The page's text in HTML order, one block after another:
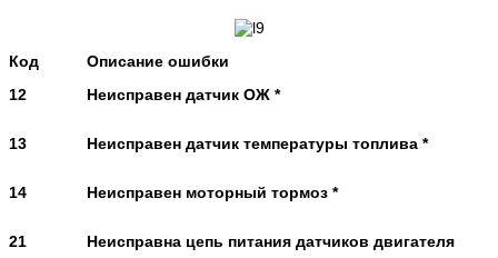
Код
Описание ошибки
12
Неисправен датчик ОЖ *
13 Неисправен датчик температуры топлива *
14 Неисправен моторный тормоз *
21 Неисправна цепь питания датчиков двигателя